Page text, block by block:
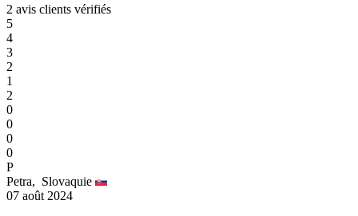
2 avis clients vérifiés
5
4
3
2
1
2
0
0
0
0
P
Petra, Slovaquie
07 août 2024